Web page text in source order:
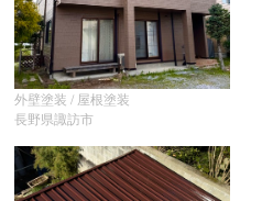
外壁塗装 / 屋根塗装
長野県諏訪市